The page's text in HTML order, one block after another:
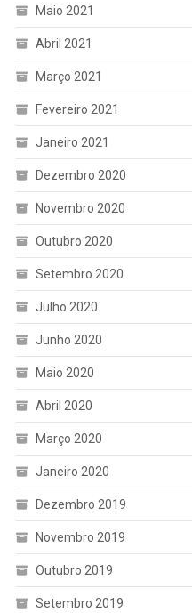
Maio 2021
Abril 2021
Março 2021
Fevereiro 2021
Janeiro 2021
Dezembro 2020
Novembro 2020
Outubro 2020
Setembro 2020
Julho 2020
Junho 2020
Maio 2020
Abril 2020
Março 2020
Janeiro 2020
Dezembro 2019
Novembro 2019
Outubro 2019
Setembro 2019